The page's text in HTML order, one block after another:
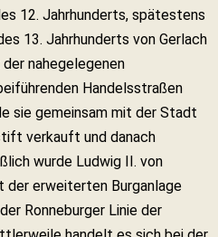
12. Jahrhunderts, spätestens
13. Jahrhunderts von Gerlach
nahegelegenen
Handelsstraßen
sie gemeinsam mit der Stadt
verkauft und danach
wurde Ludwig II. von
der erweiterten Burganlage
Ronneburger Linie der